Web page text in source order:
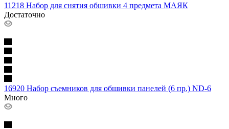
11218 Набор для снятия обшивки 4 предмета МАЯК
Достаточно
16920 Набор съемников для обшивки панелей (6 пр.) ND-6
Много